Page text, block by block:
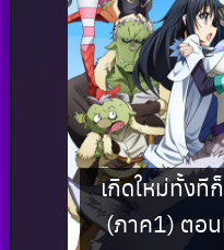
เกิดใหม่ทั้งที
(ภาค1) ตอ